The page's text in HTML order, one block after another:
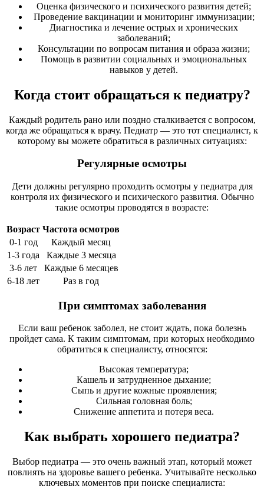
Оценка физического и психического развития детей;
Проведение вакцинации и мониторинг иммунизации;
Диагностика и лечение острых и хронических
заболеваний;
Консультации по вопросам питания и образа жизни;
Помощь в развитии социальных и эмоциональных
навыков у детей.
Когда стоит обращаться к педиатру?
Каждый родитель рано или поздно сталкивается с вопросом,
когда же обращаться к врачу. Педиатр — это тот специалист, к
которому вы можете обратиться в различных ситуациях:
Регулярные осмотры
Дети должны регулярно проходить осмотры у педиатра для
контроля их физического и психического развития. Обычно
такие осмотры проводятся в возрасте:
Возраст Частота осмотров
0-1 год
Каждый месяц
1-3 года
Каждые 3 месяца
3-6 лет
Каждые 6 месяцев
6-18 лет
Раз в год
При симптомах заболевания
Если ваш ребенок заболел, не стоит ждать, пока болезнь
пройдет сама. К таким симптомам, при которых необходимо
обратиться к специалисту, относятся:
Высокая температура;
Кашель и затрудненное дыхание;
Сыпь и другие кожные проявления;
Сильная головная боль;
Снижение аппетита и потеря веса.
Как выбрать хорошего педиатра?
Выбор педиатра — это очень важный этап, который может
повлиять на здоровье вашего ребенка. Учитывайте несколько
ключевых моментов при поиске специалиста: